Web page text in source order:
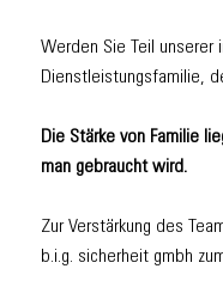
Werden Sie Teil unserer
Dienstleistungsfamilie,
Die Stärke von Familie
man gebraucht wird.
Zur Verstärkung des
b.i.g. sicherheit gmbh